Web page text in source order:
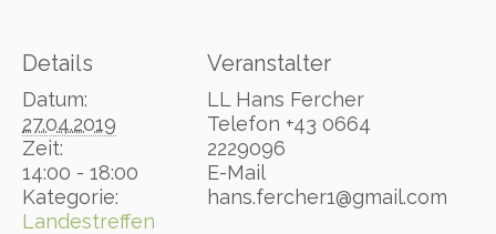
Details
Datum:
27.04.2019
Zeit:
14:00 - 18:00
Kategorie:
Landestreffen
Veranstalter
LL Hans Fercher
Telefon +43 0664
2229096
E-Mail
hans.fercher1@gmail.com